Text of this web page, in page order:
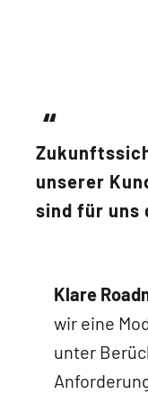
unserer
sind für uns
Klare
wir eine
unter